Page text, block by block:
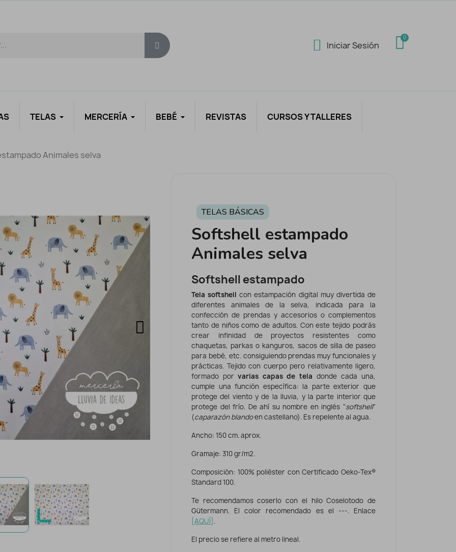
Iniciar Sesión
TELAS MERCERÍA BEBÉ REVISTAS CURSOS Y TALLERES
Animales selva
TELAS BÁSICAS
Softshell estampado
Animales selva
Softshell estampado
Tela softshell con estampación digital muy divertida de
diferentes animales de la selva, indicada para la
confección de prendas y accesorios o complementos
tanto de niños como de adultos. Con este tejido podrás
crear infinidad de proyectos resistentes como
chaquetas, parkas o kanguros, sacos de silla de paseo
para bebé, etc. consiguiendo prendas muy funcionales y
prácticas. Tejido con cuerpo pero relativamente ligero,
formado por varias capas de tela donde cada una,
cumple una función específica: la parte exterior que
protege del viento y de la lluvia, y la parte interior que
protege del frío. De ahí su nombre en inglés "softshell"
(caparazón blandoen castellano). Es repelente al agua.
Ancho: 150 cm. aprox.
Gramaje: 310 gr/m2.
Composición: 100% poliéster con Certificado Oeko-Tex®
Standard 100.
Te recomendamos coserlo con el hilo Coselotodo de
Gütermann. El color recomendado es el ---. Enlace
[AQUÍ] .
El precio se refiere al metro lineal.